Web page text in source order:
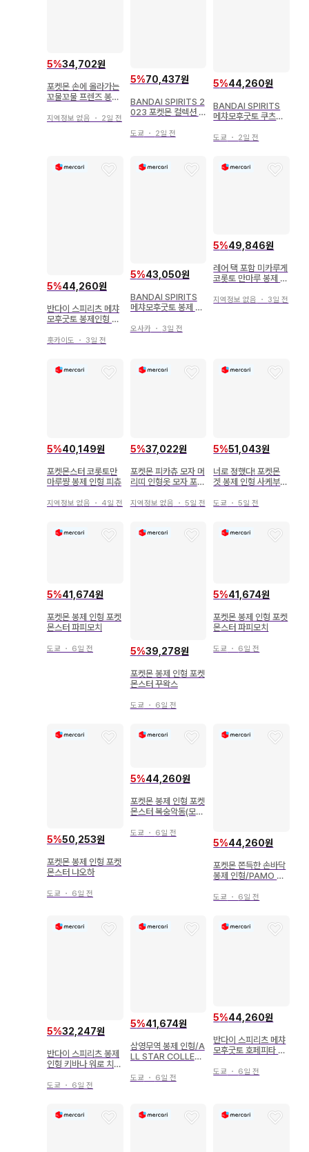
5%34,702원
포켓몬 손에 올라가는
꼬물꼬물 프렌즈 봉제
지역정보 없음 ・ 2일 전
5%70,437원
BANDAI SPIRITS 2
023 포켓몬 컬렉션 복
라스트 원상 히나타보
도쿄 ・ 2일 전
5%44,260원
BANDAI SPIRITS
메챠모후굿토 쿠츠로
몬스터 카비곤
도쿄 ・ 2일 전
5%44,260원
반다이 스피리츠 메챠
모후굿토 봉제인형 포
ver.)
홋카이도 ・ 3일 전
5%43,050원
BANDAI SPIRITS
메챠모후굿토 봉제 인
곤베
오사카・ 3일 전
5%49,846원
레어 택 포함 미카루게
코롯토 만마루 봉제 인
지역정보 없음 ・ 3일 전
5%40,149원
포켓몬스터 코롯토만
마루쨩 봉제 인형 피츄
지역정보 없음 ・ 4일 전
5%37,022원
포켓몬 피카츄 모자 머
리띠 인형옷 모자 포켓
지역정보 없음 ・ 5일 전
5%51,043원
너로 정했다! 포켓몬
겟 봉제 인형 사케부시
도쿄 ・5일 전
5%41,674원
포켓몬 봉제 인형 포켓
몬스터 파피모치
도쿄 ・ 6일 전 5%39,278원
포켓몬 봉제 인형 포켓
몬스터 꾸왁스
도쿄 ・ 6일 전
5%41,674원
포켓몬 봉제 인형 포켓
몬스터 파피모치
도쿄 ・ 6일 전
5%50,253원
포켓몬 봉제 인형 포켓
몬스터 냐오하
도쿄 ・ 6일 전
5%44,260원
포켓몬 봉제 인형 포켓
몬스터 복숭악동(모모
도쿄 ・ 6일 전
5%44,260원
포켓몬 쫀득한 손바닥
봉제 인형/PAMO N
파모
도쿄 ・ 6일 전
5%32,247원
반다이 스피리츠 봉제
인형 키바나 워로 치리
워로
도쿄 ・ 6일 전
5%41,674원
삼영무역 봉제 인형/A
LL STAR COLLEC
카츄 ( S ) PP01
도쿄 ・ 6일 전
5%44,260원
반다이 스피리츠 메챠
모후굿토 호페피타 봉
돈
도쿄 ・ 6일 전